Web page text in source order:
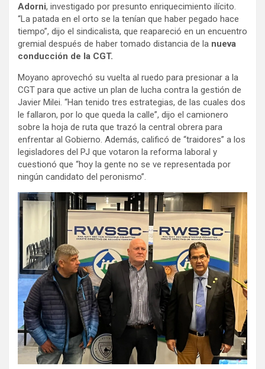
Adorni, investigado por presunto enriquecimiento ilícito.
“La patada en el orto se la tenían que haber pegado hace
tiempo”, dijo el sindicalista, que reapareció en un encuentro
gremial después de haber tomado distancia de la nueva
conducción de la CGT.
Moyano aprovechó su vuelta al ruedo para presionar a la
CGT para que active un plan de lucha contra la gestión de
Javier Milei. “Han tenido tres estrategias, de las cuales dos
le fallaron, por lo que queda la calle”, dijo el camionero
sobre la hoja de ruta que trazó la central obrera para
enfrentar al Gobierno. Además, calificó de “traidores” a los
legisladores del PJ que votaron la reforma laboral y
cuestionó que “hoy la gente no se ve representada por
ningún candidato del peronismo”.